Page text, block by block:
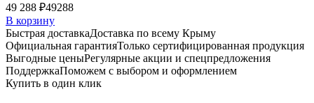
49 288 ₽49288
В корзину
Быстрая доставкаДоставка по всему Крыму
Официальная гарантияТолько сертифицированная продукция
Выгодные ценыРегулярные акции и спецпредложения
ПоддержкаПоможем с выбором и оформлением
Купить в один клик